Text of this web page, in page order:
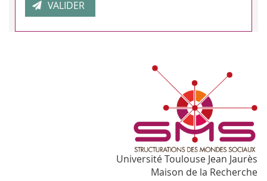
Université Toulouse Jean Jaurès
Maison de la Recherche